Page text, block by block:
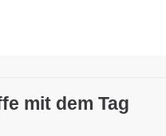
mit dem Tag